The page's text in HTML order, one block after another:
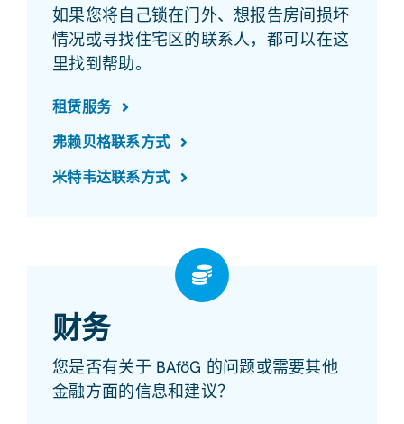
如果您将自己锁在门外、想报告房间损坏
情况或寻找住宅区的联系人，都可以在这
里找到帮助。
租赁服务
弗赖贝格联系方式
米特韦达联系方式
财务
您是否有关于 BAföG 的问题或需要其他
金融方面的信息和建议？